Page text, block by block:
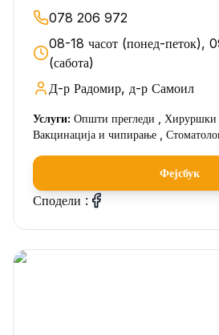
078 206 972
08-18 часот (понед-петок),
(сабота)
Д-р Радомир, д-р Самоил
Услуги: Општи прегледи , Хируршки
Вакцинација и чипирање ,
Фејсбук
Сподели :